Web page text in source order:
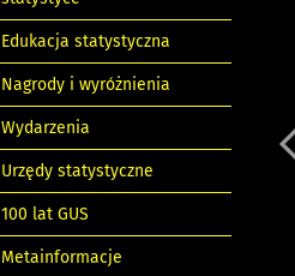
Edukacja statystyczna
Nagrody i wyróżnienia
Wydarzenia
Urzędy statystyczne
100 lat GUS
Metainformacje